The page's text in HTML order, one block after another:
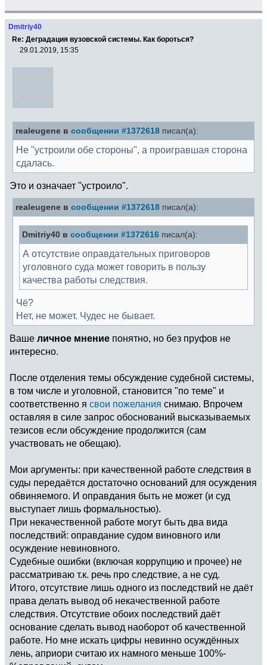
Dmitriy40
Re: Деградация вузовской системы. Как бороться?
29.01.2019, 15:35
realeugene в сообщении #1372618 писал(а):
Не "устроили обе стороны", а проигравшая сторона
сдалась.
Это и означает "устроило".
realeugene в сообщении #1372618 писал(а):
Dmitriy40 в сообщении #1372616 писал(а):
А отсутствие оправдательных приговоров
уголовного суда может говорить в пользу
качества работы следствия.
Чё?
Нет, не может. Чудес не бывает.
Ваше личное мнение понятно, но без пруфов не
интересно.
После отделения темы обсуждение судебной системы,
в том числе и уголовной, становится "по теме" и
соответственно я свои пожелания снимаю. Впрочем
оставляя в силе запрос обоснований высказываемых
тезисов если обсуждение продолжится (сам
участвовать не обещаю).
Мои аргументы: при качественной работе следствия в
суды передаётся достаточно оснований для осуждения
обвиняемого. И оправдания быть не может (и суд
выступает лишь формальностью).
При некачественной работе могут быть два вида
последствий: оправдание судом виновного или
осуждение невиновного.
Судебные ошибки (включая коррупцию и прочее) не
рассматриваю т.к. речь про следствие, а не суд.
Итого, отсутствие лишь одного из последствий не даёт
права делать вывод об некачественной работе
следствия. Отсутствие обоих последствий даёт
основание сделать вывод наоборот об качественной
работе. Но мне искать цифры невинно осуждённых
лень, априори считаю их намного меньше 100%-